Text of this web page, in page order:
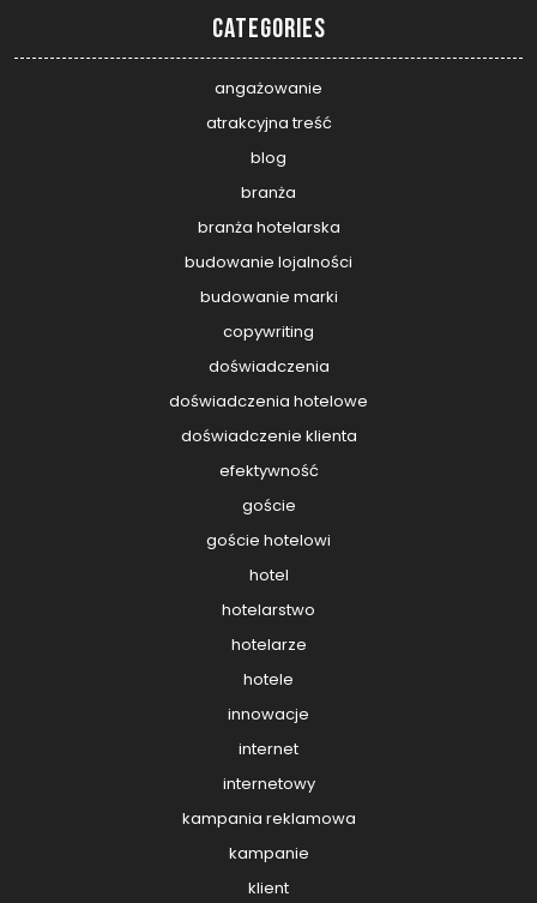
Categories
angażowanie
atrakcyjna treść
blog
branża
branża hotelarska
budowanie lojalności
budowanie marki
copywriting
doświadczenia
doświadczenia hotelowe
doświadczenie klienta
efektywność
goście
goście hotelowi
hotel
hotelarstwo
hotelarze
hotele
innowacje
internet
internetowy
kampania reklamowa
kampanie
klient